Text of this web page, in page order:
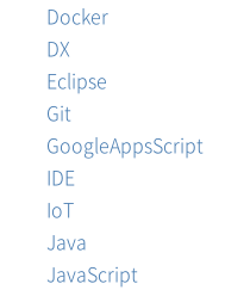
Docker
DX
Eclipse
Git
GoogleAppsScript
IDE
IoT
Java
JavaScript